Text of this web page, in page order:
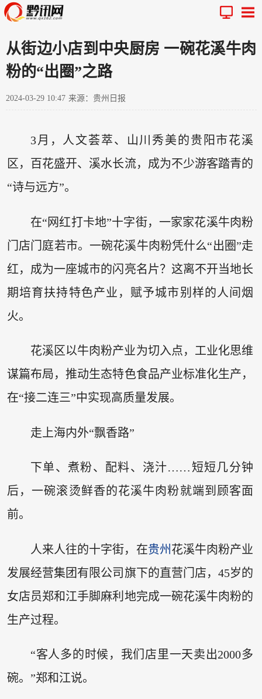
从街边小店到中央厨房 一碗花溪牛肉
粉的“出圈”之路
2024-03-29 10:47 来源：贵州日报
3月，人文荟萃、山川秀美的贵阳市花溪
区，百花盛开、溪水长流，成为不少游客踏青的
“诗与远方”。
在“网红打卡地”十字街，一家家花溪牛肉粉
门店门庭若市。一碗花溪牛肉粉凭什么“出圈”走
红，成为一座城市的闪亮名片？这离不开当地长
期培育扶持特色产业，赋予城市别样的人间烟
火。
花溪区以牛肉粉产业为切入点，工业化思维
谋篇布局，推动生态特色食品产业标准化生产，
在“接二连三”中实现高质量发展。
走上海内外“飘香路”
下单、煮粉、配料、浇汁……短短几分钟
后，一碗滚烫鲜香的花溪牛肉粉就端到顾客面
前。
人来人往的十字街，在贵州 花溪牛肉粉产业
发展经营集团有限公司旗下的直营门店，45岁的
女店员郑和江手脚麻利地完成一碗花溪牛肉粉的
生产过程。
“客人多的时候，我们店里一天卖出2000多
碗。”郑和江说。